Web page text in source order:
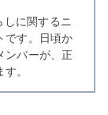
しに関するニ
です。日頃か
ンバーが、正
。